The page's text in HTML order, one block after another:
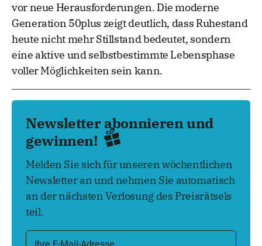
vor neue Herausforderungen. Die moderne
Generation 50plus zeigt deutlich, dass Ruhestand
heute nicht mehr Stillstand bedeutet, sondern
eine aktive und selbstbestimmte Lebensphase
voller Möglichkeiten sein kann.
Newsletter abonnieren und
gewinnen!
Melden Sie sich für unseren wöchentlichen
Newsletter an und nehmen Sie automatisch
an der nächsten Verlosung des Preisrätsels
teil.